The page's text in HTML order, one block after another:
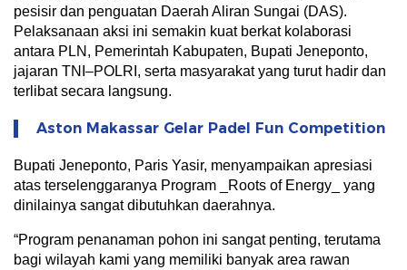
pesisir dan penguatan Daerah Aliran Sungai (DAS).
Pelaksanaan aksi ini semakin kuat berkat kolaborasi
antara PLN, Pemerintah Kabupaten, Bupati Jeneponto,
jajaran TNI–POLRI, serta masyarakat yang turut hadir dan
terlibat secara langsung.
Aston Makassar Gelar Padel Fun Competition
Bupati Jeneponto, Paris Yasir, menyampaikan apresiasi
atas terselenggaranya Program _Roots of Energy_ yang
dinilainya sangat dibutuhkan daerahnya.
“Program penanaman pohon ini sangat penting, terutama
bagi wilayah kami yang memiliki banyak area rawan